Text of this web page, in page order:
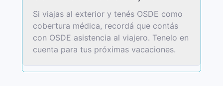
Si viajas al exterior y tenés OSDE como
cobertura médica, recordá que contás
con OSDE asistencia al viajero. Tenelo en
cuenta para tus próximas vacaciones.